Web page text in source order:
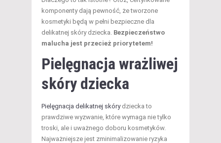
komponenty dają pewność, że tworzone
kosmetyki będą w pełni bezpieczne dla
delikatnej skóry dziecka. Bezpieczeństwo
malucha jest przecież priorytetem!
Pielęgnacja wrażliwej
skóry dziecka
Pielęgnacja delikatnej skórydziecka to
prawdziwe wyzwanie, które wymaga nie tylko
troski, ale i uważnego doboru kosmetyków.
Najważniejsze jest zminimalizowanie ryzyka